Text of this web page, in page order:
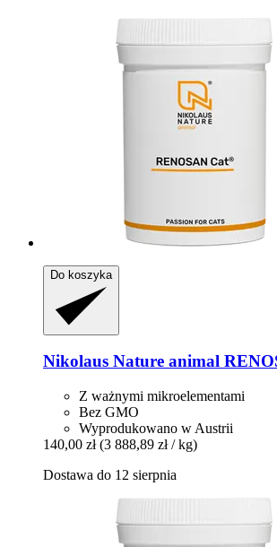
Do koszyka
Nikolaus Nature animal
Z ważnymi mikroelementami
Bez GMO
Wyprodukowano w Austrii
140,00 zł (3 888,89 zł / kg)
Dostawa do 12 sierpnia